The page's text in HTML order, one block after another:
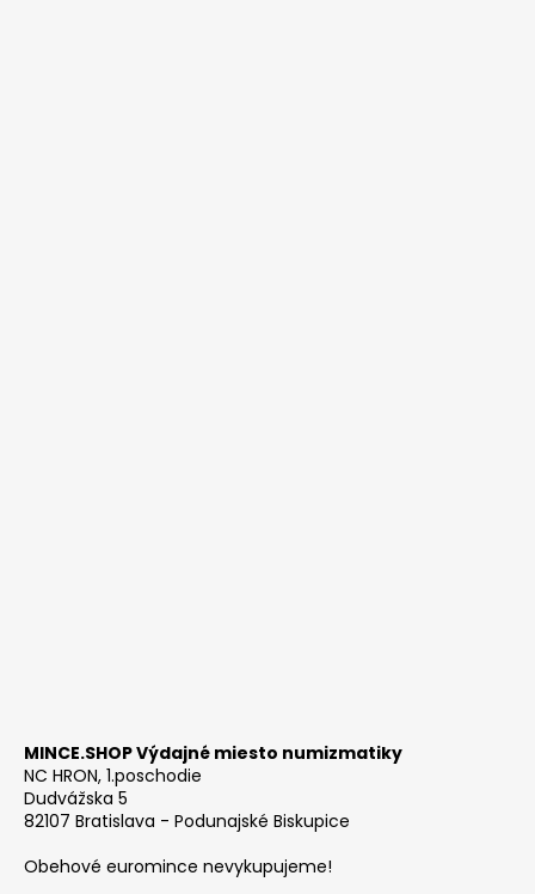
MINCE.SHOP Výdajné miesto numizmatiky
NC HRON, 1.poschodie
Dudvážska 5
82107 Bratislava - Podunajské Biskupice
Obehové euromince nevykupujeme!